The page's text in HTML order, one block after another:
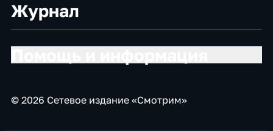
Журнал
© 2026 Сетевое издание «Смотрим»